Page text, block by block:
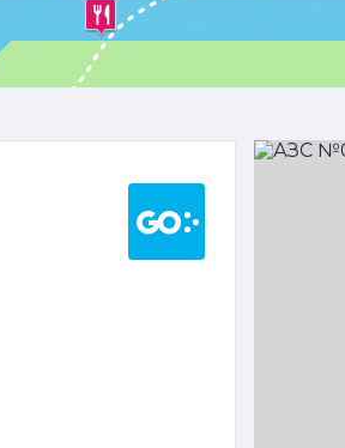
Построить
АЗС